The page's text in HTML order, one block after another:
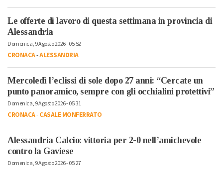
Le offerte di lavoro di questa settimana in provincia di
Alessandria
Domenica, 9 Agosto 2026 - 05:52
CRONACA-ALESSANDRIA
Mercoledì l’eclissi di sole dopo 27 anni: “Cercate un
punto panoramico, sempre con gli occhialini protettivi”
Domenica, 9 Agosto 2026 - 05:31
CRONACA-CASALE MONFERRATO
Alessandria Calcio: vittoria per 2-0 nell’amichevole
contro la Gaviese
Domenica, 9 Agosto 2026 - 05:27